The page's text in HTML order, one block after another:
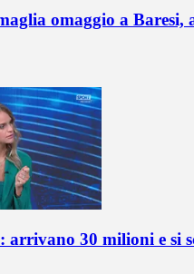
omaggio a Baresi,
arrivano 30 milioni e si